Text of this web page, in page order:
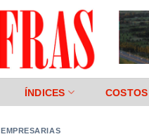
ÍNDICES COSTOS
EMPRESARIAS